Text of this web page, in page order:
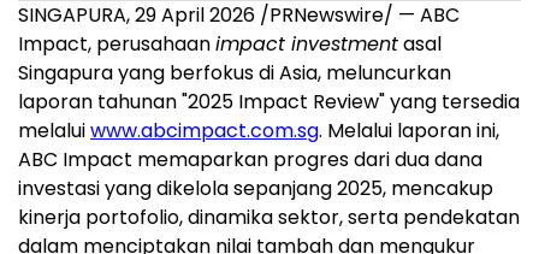
SINGAPURA, 29 April 2026 /PRNewswire/ — ABC
Impact, perusahaanimpact investmentasal
Singapura yang berfokus di Asia, meluncurkan
laporan tahunan "2025 Impact Review" yang tersedia
melaluiwww.abcimpact.com.sg. Melalui laporan ini,
ABC Impact memaparkan progres dari dua dana
investasi yang dikelola sepanjang 2025, mencakup
kinerja portofolio, dinamika sektor, serta pendekatan
dalam menciptakan nilai tambah dan mengukur